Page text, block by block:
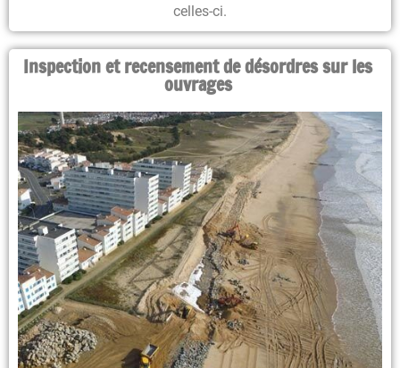
celles-ci.
Inspection et recensement de désordres sur les
ouvrages